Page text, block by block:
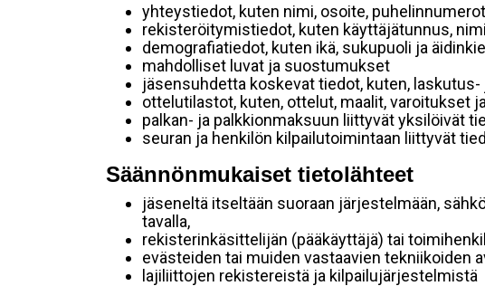
yhteystiedot, kuten nimi, osoite,
rekisteröitymistiedot, kuten käyttäjätunnus,
demografiatiedot, kuten ikä, sukupuoli ja
mahdolliset luvat ja suostumukset
jäsensuhdetta koskevat tiedot, kuten,
ottelutilastot, kuten, ottelut, maalit, varoitukset
palkan- ja palkkionmaksuun liittyvät yksilöivät
seuran ja henkilön kilpailutoimintaan liittyvät
Säännönmukaiset tietolähteet
jäseneltä itseltään suoraan järjestelmään,
tavalla,
rekisterinkäsittelijän (pääkäyttäjä) tai
evästeiden tai muiden vastaavien tekniikoiden
lajiliittojen rekistereistä ja kilpailujärjestelmistä